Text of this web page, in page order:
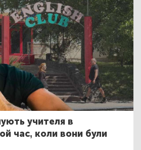
учителя в
час, коли вони були